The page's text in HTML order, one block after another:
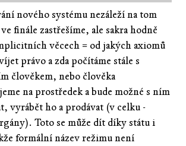
nového systému nezáleží na tom
finále zastřešíme, ale sakra hodně
věcech = od jakých axiomů
právo a zda počítáme stále s
člověkem, nebo člověka
na prostředek a bude možné s ním
vyrábět ho a prodávat (v celku -
Toto se může dít díky státu i
formální název režimu není